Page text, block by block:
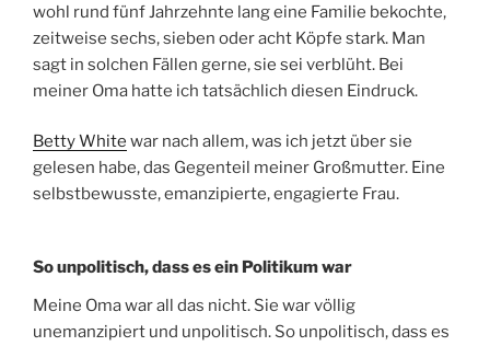
wohl rund fünf Jahrzehnte lang eine Familie bekochte,
zeitweise sechs, sieben oder acht Köpfe stark. Man
sagt in solchen Fällen gerne, sie sei verblüht. Bei
meiner Oma hatte ich tatsächlich diesen Eindruck.
Betty White war nach allem, was ich jetzt über sie
gelesen habe, das Gegenteil meiner Großmutter. Eine
selbstbewusste, emanzipierte, engagierte Frau.
So unpolitisch, dass es ein Politikum war
Meine Oma war all das nicht. Sie war völlig
unemanzipiert und unpolitisch. So unpolitisch, dass es